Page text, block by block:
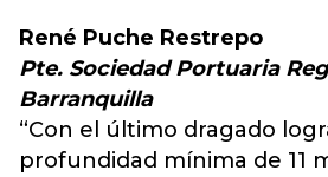
René Puche Restrepo
Pte. Sociedad Portuaria
Barranquilla
“Con el último dragado
profundidad mínima de 11